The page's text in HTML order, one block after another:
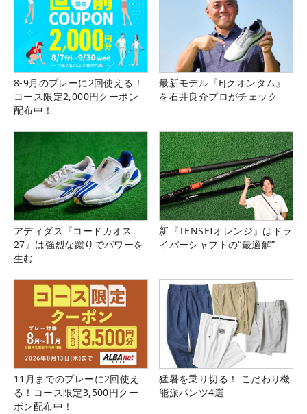
8-9月のプレーに2回使える！
コース限定2,000円クーポン
配布中！
最新モデル『FJクオンタム』
を石井良介プロがチェック
アディダス『コードカオス
27』は強烈な蹴りでパワーを
生む
新『TENSEIオレンジ』はドラ
イバーシャフトの“最適解”
11月までのプレーに2回使え
る！コース限定3,500円クー
ポン配布中！
猛暑を乗り切る！ こだわり機
能派パンツ4選